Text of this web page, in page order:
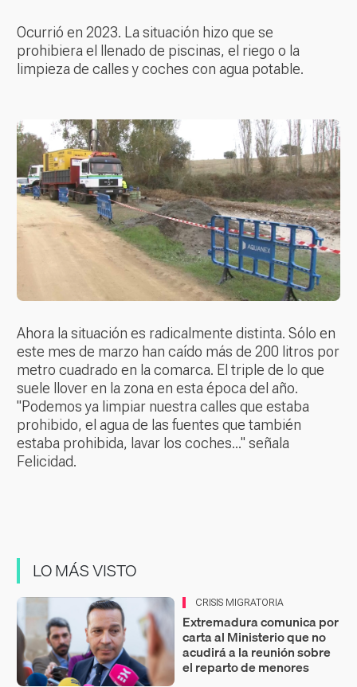
Ocurrió en 2023. La situación hizo que se
prohibiera el llenado de piscinas, el riego o la
limpieza de calles y coches con agua potable.
Ahora la situación es radicalmente distinta. Sólo en
este mes de marzo han caído más de 200 litros por
metro cuadrado en la comarca. El triple de lo que
suele llover en la zona en esta época del año.
"Podemos ya limpiar nuestra calles que estaba
prohibido, el agua de las fuentes que también
estaba prohibida, lavar los coches..." señala
Felicidad.
LO MÁS VISTO
CRISIS MIGRATORIA
Extremadura comunica por
carta al Ministerio que no
acudirá a la reunión sobre
el reparto de menores